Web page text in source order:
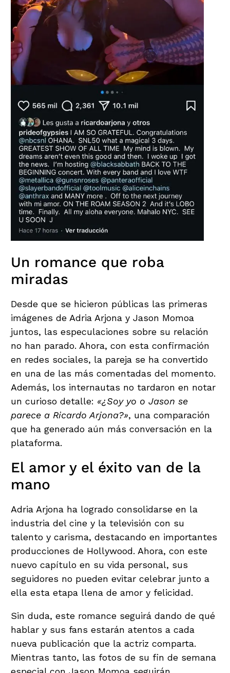
Un romance que roba
miradas
Desde que se hicieron públicas las primeras
imágenes de Adria Arjona y Jason Momoa
juntos, las especulaciones sobre su relación
no han parado. Ahora, con esta confirmación
en redes sociales, la pareja se ha convertido
en una de las más comentadas del momento.
Además, los internautas no tardaron en notar
un curioso detalle: «¿Soy yo o Jason se
parece a Ricardo Arjona?», una comparación
que ha generado aún más conversación en la
plataforma.
El amor y el éxito van de la
mano
Adria Arjona ha logrado consolidarse en la
industria del cine y la televisión con su
talento y carisma, destacando en importantes
producciones de Hollywood. Ahora, con este
nuevo capítulo en su vida personal, sus
seguidores no pueden evitar celebrar junto a
ella esta etapa llena de amor y felicidad.
Sin duda, este romance seguirá dando de qué
hablar y sus fans estarán atentos a cada
nueva publicación que la actriz comparta.
Mientras tanto, las fotos de su fin de semana